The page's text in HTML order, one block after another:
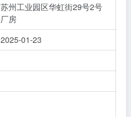
苏州工业园区华虹街29号2号
厂房
2025-01-23